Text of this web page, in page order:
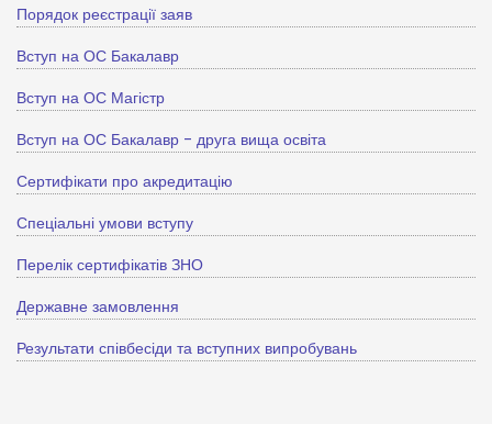
Порядок реєстрації заяв
Вступ на ОС Бакалавр
Вступ на ОС Магістр
Вступ на ОС Бакалавр - друга вища освіта
Сертифікати про акредитацію
Спеціальні умови вступу
Перелік сертифікатів ЗНО
Державне замовлення
Результати співбесіди та вступних випробувань